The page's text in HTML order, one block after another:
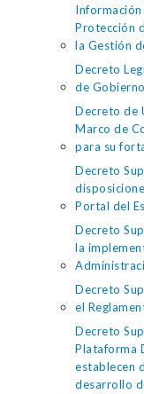
Protección
la Gestión
Decreto
de
Decreto de
Marco de
para su
Decreto
Portal del
Decreto
la
Decreto
el
Decreto
Plataforma
establecen
desarrollo